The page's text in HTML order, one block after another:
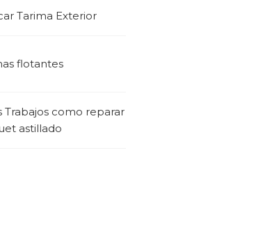
Tarima Exterior
flotantes
Trabajos como reparar
astillado